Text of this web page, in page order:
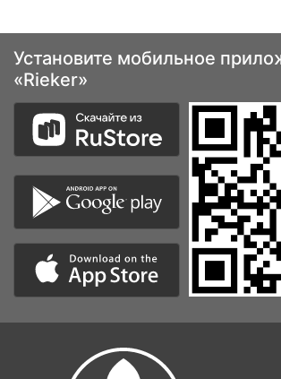
Установите мобильное
«Rieker»